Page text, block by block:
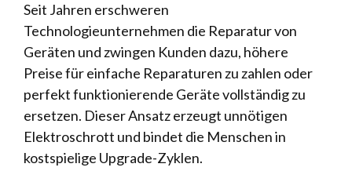
Seit Jahren erschweren
Technologieunternehmen die Reparatur von
Geräten und zwingen Kunden dazu, höhere
Preise für einfache Reparaturen zu zahlen oder
perfekt funktionierende Geräte vollständig zu
ersetzen. Dieser Ansatz erzeugt unnötigen
Elektroschrott und bindet die Menschen in
kostspielige Upgrade-Zyklen.